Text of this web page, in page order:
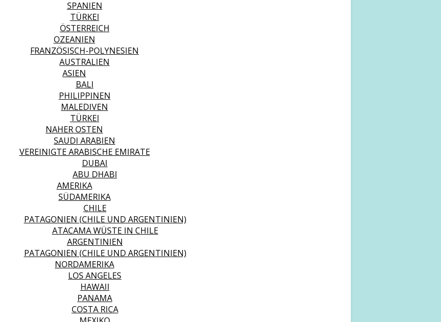
SPANIEN
TÜRKEI
ÖSTERREICH
OZEANIEN
FRANZÖSISCH-POLYNESIEN
AUSTRALIEN
ASIEN
BALI
PHILIPPINEN
MALEDIVEN
TÜRKEI
NAHER OSTEN
SAUDI ARABIEN
VEREINIGTE ARABISCHE EMIRATE
DUBAI
ABU DHABI
AMERIKA
SÜDAMERIKA
CHILE
PATAGONIEN (CHILE UND ARGENTINIEN)
ATACAMA WÜSTE IN CHILE
ARGENTINIEN
PATAGONIEN (CHILE UND ARGENTINIEN)
NORDAMERIKA
LOS ANGELES
HAWAII
PANAMA
COSTA RICA